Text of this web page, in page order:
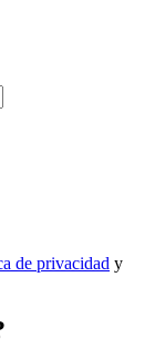
de privacidad y